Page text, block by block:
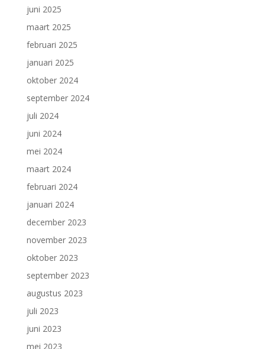
juni 2025
maart 2025
februari 2025
januari 2025
oktober 2024
september 2024
juli 2024
juni 2024
mei 2024
maart 2024
februari 2024
januari 2024
december 2023
november 2023
oktober 2023
september 2023
augustus 2023
juli 2023
juni 2023
mei 2023